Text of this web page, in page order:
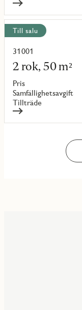
Till salu
31001
2 rok, 50 m²
Pris
Samfällighetsavgift
Tillträde
Läs
mer
om
objekt
{objectNumber}